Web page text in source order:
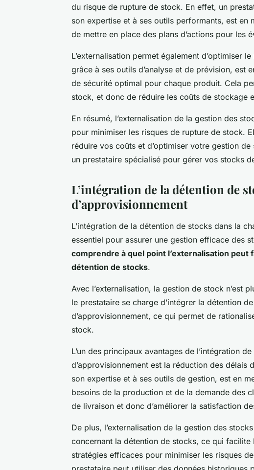
du risque de rupture de stock. En effet, un
son expertise et à ses outils performants, est en
de mettre en place des plans d’actions pour les
L’externalisation permet également d’optimiser
grâce à ses outils d’analyse et de prévision, est
de sécurité optimal pour chaque produit. Cela
stock, et donc de réduire les coûts de stockage
En résumé, l’externalisation de la gestion des
pour minimiser les risques de rupture de stock.
réduire vos coûts et d’optimiser votre gestion
un prestataire spécialisé pour gérer vos stocks
L’intégration de la détention de
d’approvisionnement
L’intégration de la détention de stocks dans la
essentiel pour assurer une gestion efficace des
comprendre à quel point l’externalisation
détention de stocks.
Avec l’externalisation, la gestion de stock n’est
le prestataire se charge d’intégrer la détention
d’approvisionnement, ce qui permet de
stock.
L’un des principaux avantages de l’intégration
d’approvisionnement est la réduction des
son expertise et à ses outils de gestion, est en
besoins de la production et de la demande des
de livraison et donc d’améliorer la satisfaction
De plus, l’externalisation de la gestion des
concernant la détention de stocks, ce qui
stratégies efficaces pour minimiser les risques